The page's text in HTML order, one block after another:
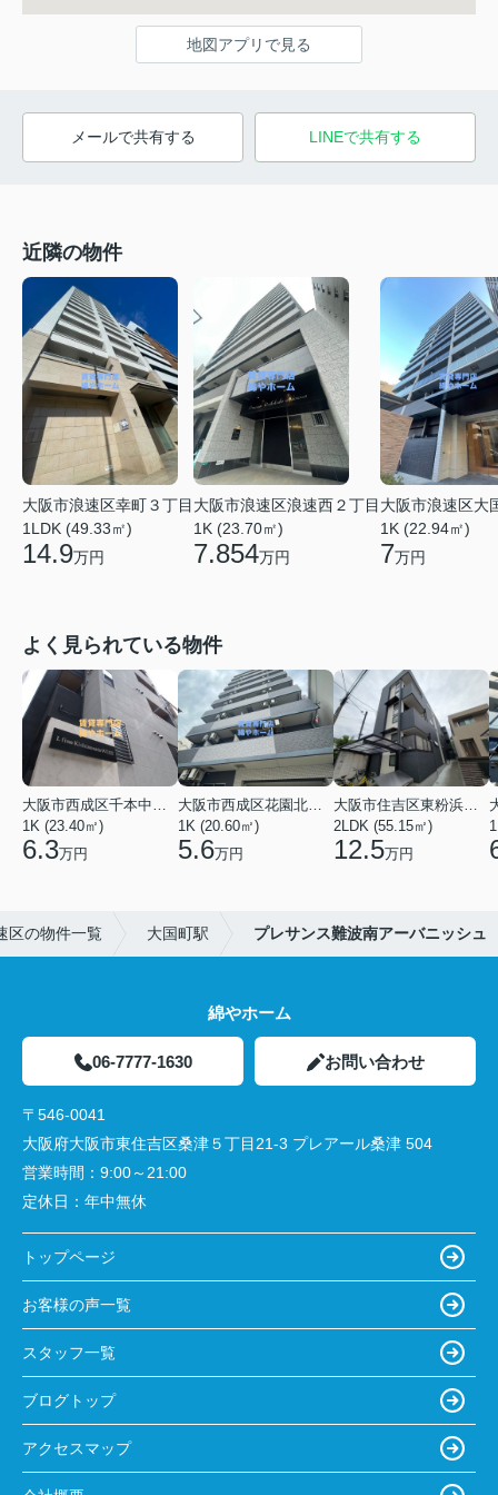
地図アプリで見る
メールで共有する LINEで共有する
近隣の物件
大阪市浪速区幸町３丁目
1LDK (49.33㎡)
14.9万円
大阪市浪速区浪速西２丁目
1K (23.70㎡)
7.854万円
大阪市浪速区大
1K (22.94㎡)
7万円
よく見られている物件
大阪市西成区千本中２丁目
1K (23.40㎡)
6.3万円
大阪市西成区花園北２丁目
1K (20.60㎡)
5.6万円
大阪市住吉区東粉浜２丁目
2LDK (55.15㎡)
12.5万円
区の物件一覧 大国町駅 プレサンス難波南アーバニッシュ
綿やホーム
06-7777-1630 お問い合わせ
〒546-0041
大阪府大阪市東住吉区桑津５丁目21-3 プレアール桑津 504
営業時間： 9:00～21:00
定休日： 年中無休
トップページ
お客様の声一覧
スタッフ一覧
ブログトップ
アクセスマップ